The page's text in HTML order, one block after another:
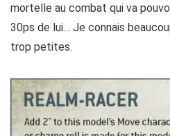
mortelle au combat qui va
30ps de lui… Je connais
trop petites.